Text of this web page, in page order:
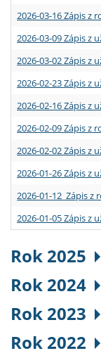
2026-03-16 Zápis z
2026-03-09 Zápis z
2026-03-02 Zápis z
2026-02-23 Zápis z
2026-02-16 Zápis z
2026-02-09 Zápis z
2026-02-02 Zápis z
2026-01-26 Zápis z
2026-01-12 Zápis z
2026-01-05 Zápis z
Rok 2025
Rok 2024
Rok 2023
Rok 2022